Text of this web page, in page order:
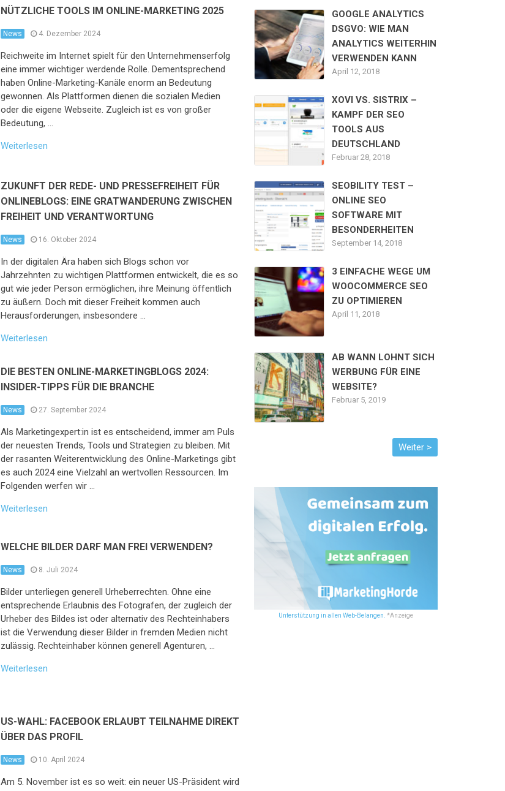
NÜTZLICHE TOOLS IM ONLINE-MARKETING 2025
News 4. Dezember 2024
Reichweite im Internet spielt für den Unternehmenserfolg
eine immer wichtiger werdende Rolle. Dementsprechend
haben Online-Marketing-Kanäle enorm an Bedeutung
gewonnen. Als Plattformen dienen die sozialen Medien
oder die eigene Webseite. Zugleich ist es von großer
Bedeutung, …
Weiterlesen
ZUKUNFT DER REDE- UND PRESSEFREIHEIT FÜR
ONLINEBLOGS: EINE GRATWANDERUNG ZWISCHEN
FREIHEIT UND VERANTWORTUNG
News 16. Oktober 2024
In der digitalen Ära haben sich Blogs schon vor
Jahrzehnten zu wichtigen Plattformen entwickelt, die es so
gut wie jeder Person ermöglichen, ihre Meinung öffentlich
zu äußern. Doch mit dieser Freiheit kommen auch
Herausforderungen, insbesondere …
Weiterlesen
DIE BESTEN ONLINE-MARKETINGBLOGS 2024:
INSIDER-TIPPS FÜR DIE BRANCHE
News 27. September 2024
Als Marketingexpert:in ist es entscheidend, immer am Puls
der neuesten Trends, Tools und Strategien zu bleiben. Mit
der rasanten Weiterentwicklung des Online-Marketings gibt
es auch 2024 eine Vielzahl an wertvollen Ressourcen. Im
Folgenden werfen wir …
Weiterlesen
WELCHE BILDER DARF MAN FREI VERWENDEN?
News 8. Juli 2024
Bilder unterliegen generell Urheberrechten. Ohne eine
entsprechende Erlaubnis des Fotografen, der zugleich der
Urheber des Bildes ist oder alternativ des Rechteinhabers
ist die Verwendung dieser Bilder in fremden Medien nicht
zulässig. Rechteinhaber können generell Agenturen, …
Weiterlesen
US-WAHL: FACEBOOK ERLAUBT TEILNAHME DIREKT
ÜBER DAS PROFIL
News 10. April 2024
Am 5. November ist es so weit: ein neuer US-Präsident wird
GOOGLE ANALYTICS
DSGVO: WIE MAN
ANALYTICS WEITERHIN
VERWENDEN KANN
April 12, 2018
XOVI VS. SISTRIX –
KAMPF DER SEO
TOOLS AUS
DEUTSCHLAND
Februar 28, 2018
SEOBILITY TEST –
ONLINE SEO
SOFTWARE MIT
BESONDERHEITEN
September 14, 2018
3 EINFACHE WEGE UM
WOOCOMMERCE SEO
ZU OPTIMIEREN
April 11, 2018
AB WANN LOHNT SICH
WERBUNG FÜR EINE
WEBSITE?
Februar 5, 2019
Unterstützung in allen Web-Belangen. *Anzeige